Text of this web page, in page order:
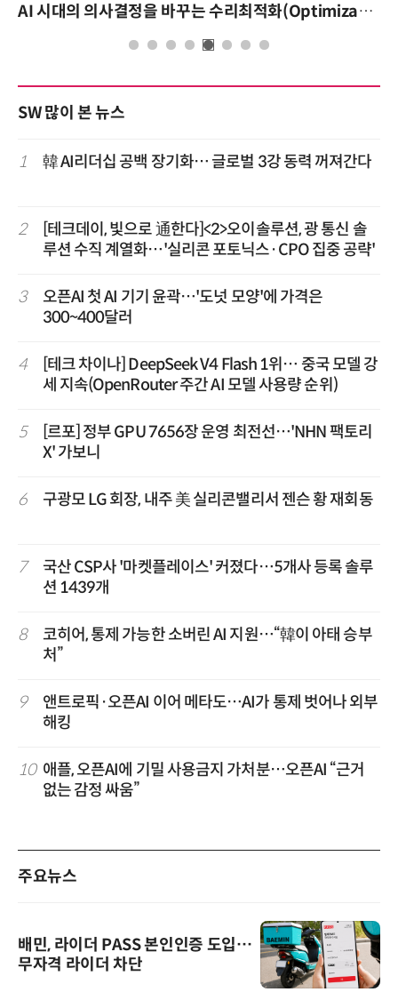
AI 시대의 의사결정을 바꾸는 수리최적화(Optimization): 실제 산업 적용 사례와 활용 전략 AI 핀옵스 실전
SW 많이 본 뉴스
1 韓 AI리더십 공백 장기화… 글로벌 3강 동력 꺼져간다
2
[테크데이, 빛으로 通한다]<2>오이솔루션, 광 통신 솔
루션 수직 계열화…'실리콘 포토닉스·CPO 집중 공략'
3
오픈AI 첫 AI 기기 윤곽…'도넛 모양'에 가격은
300~400달러
4
[테크 차이나] DeepSeek V4 Flash 1위… 중국 모델 강
세 지속(OpenRouter 주간 AI 모델 사용량 순위)
5
[르포] 정부 GPU 7656장 운영 최전선…'NHN 팩토리
X' 가보니
6 구광모 LG 회장, 내주 美 실리콘밸리서 젠슨 황 재회동
7
국산 CSP사 '마켓플레이스' 커졌다…5개사 등록 솔루
션 1439개
8
코히어, 통제 가능한 소버린 AI 지원…“韓이 아태 승부
처”
9
앤트로픽·오픈AI 이어 메타도…AI가 통제 벗어나 외부
해킹
10 애플, 오픈AI에 기밀 사용금지 가처분…오픈AI “근거
없는 감정 싸움”
주요뉴스
배민, 라이더 PASS 본인인증 도입…
무자격 라이더 차단